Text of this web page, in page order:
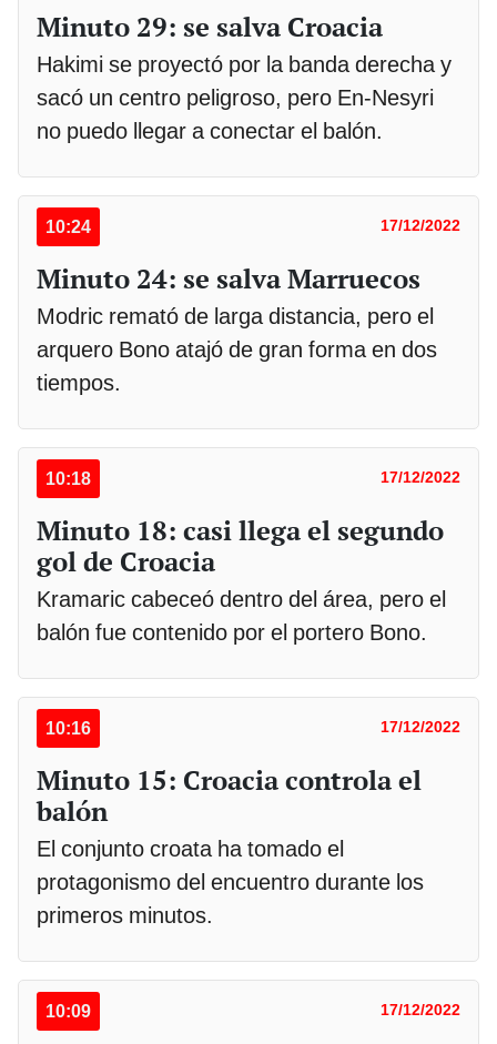
Minuto 29: se salva Croacia
Hakimi se proyectó por la banda derecha y
sacó un centro peligroso, pero En-Nesyri
no puedo llegar a conectar el balón.
10:24 17/12/2022
Minuto 24: se salva Marruecos
Modric remató de larga distancia, pero el
arquero Bono atajó de gran forma en dos
tiempos.
10:18 17/12/2022
Minuto 18: casi llega el segundo
gol de Croacia
Kramaric cabeceó dentro del área, pero el
balón fue contenido por el portero Bono.
10:16 17/12/2022
Minuto 15: Croacia controla el
balón
El conjunto croata ha tomado el
protagonismo del encuentro durante los
primeros minutos.
10:09 17/12/2022